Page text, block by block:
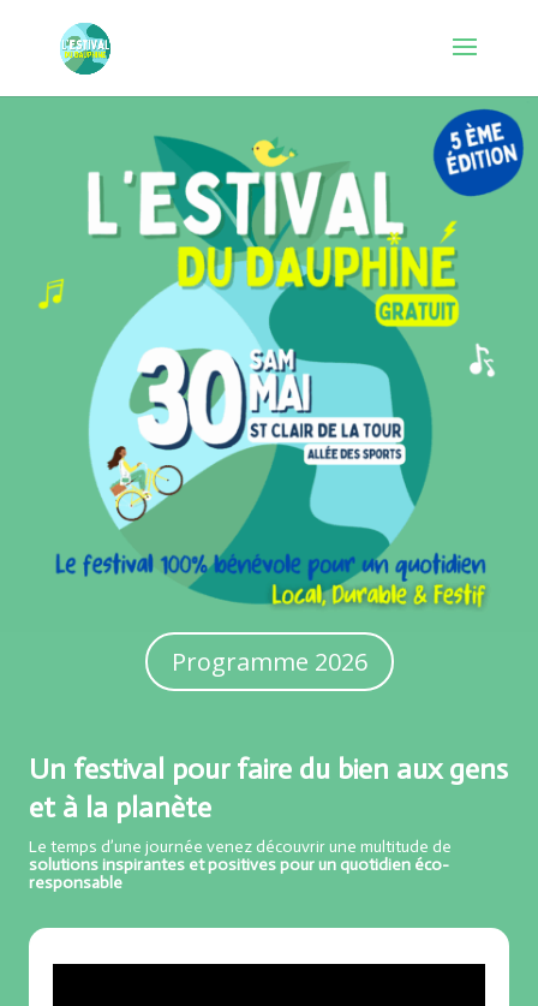
Programme 2026
Un festival pour faire du bien aux gens
et à la planète
Le temps d’une journée venez découvrir une multitude de
solutions inspirantes et positives pour un quotidien éco-
responsable